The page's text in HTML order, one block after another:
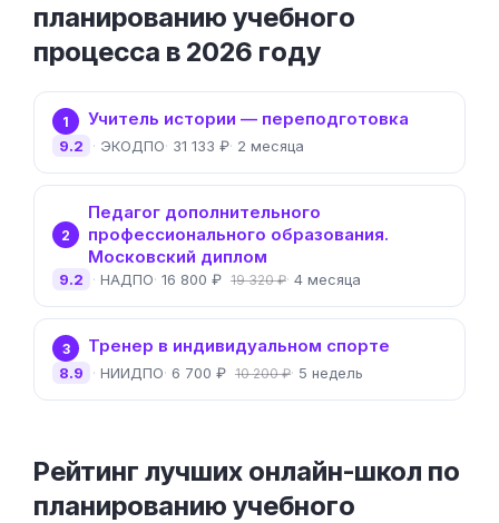
планированию учебного
процесса в 2026 году
1 Учитель истории — переподготовка
ЭКОДПО 31 133 ₽ 2 месяца
9.2
2
Педагог дополнительного
профессионального образования.
Московский диплом
НАДПО 16 800 ₽ 19 320 ₽ 4 месяца
9.2
3 Тренер в индивидуальном спорте
НИИДПО 6 700 ₽ 10 200 ₽ 5 недель
8.9
Рейтинг лучших онлайн-школ по
планированию учебного